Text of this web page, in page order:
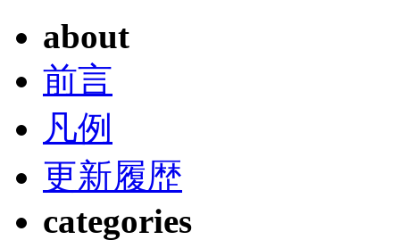
about
前言
凡例
更新履歴
categories